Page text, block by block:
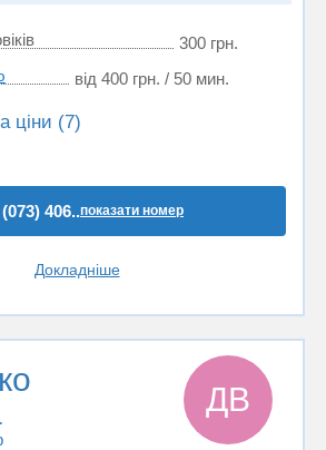
300 грн.
від 400 грн. / 50 мин.
ціни (7)
406..показати номер
Докладніше
ДВ